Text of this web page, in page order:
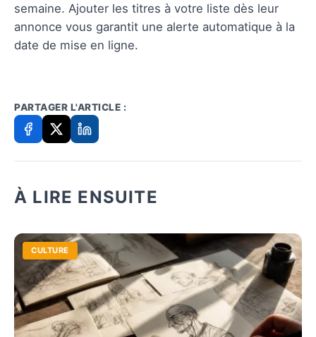
semaine. Ajouter les titres à votre liste dès leur
annonce vous garantit une alerte automatique à la
date de mise en ligne.
PARTAGER L'ARTICLE :
À LIRE ENSUITE
CULTURE